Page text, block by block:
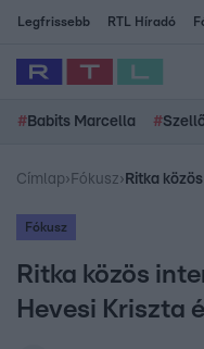
Legfrissebb RTL Híradó
# Babits Marcella #
Címlap› Fókusz›
Fókusz
Ritka közös
Hevesi Kriszta